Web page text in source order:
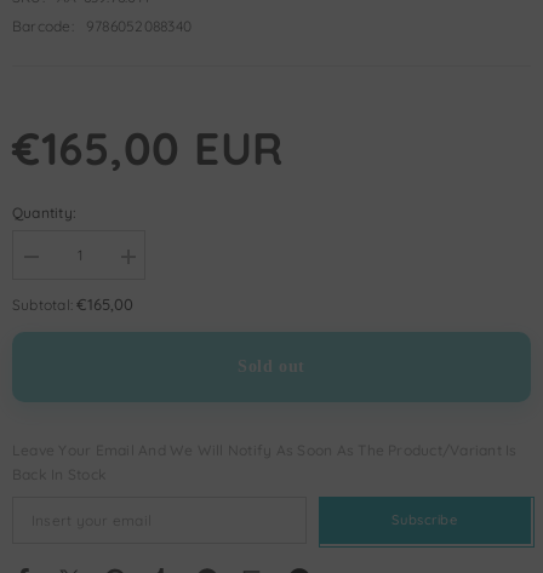
Barcode:
9786052088340
€165,00 EUR
Quantity:
Decrease
for
ı
for
ı
Subtotal:€165,00
Sold out
Subscribe